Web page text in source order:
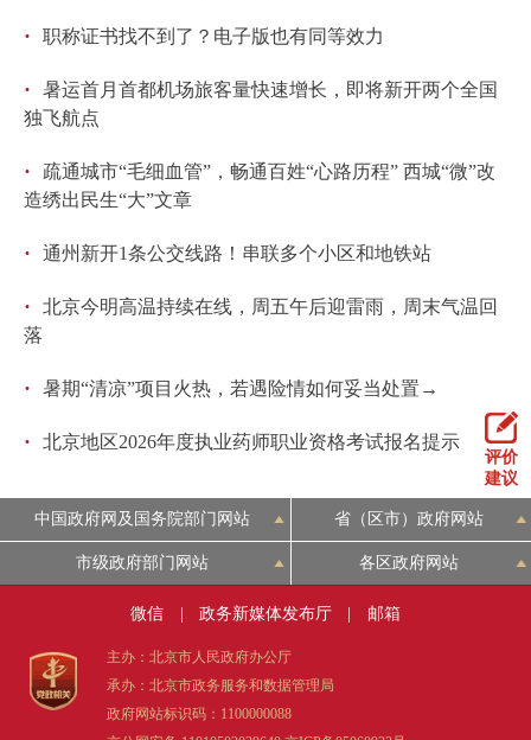
ESPAÑOL العربية PORTUGUÊS
· 职称证书找不到了？电子版也有同等效力
·
暑运首月首都机场旅客量快速增长，即将新开两个全国
独飞航点
·
疏通城市“毛细血管”，畅通百姓“心路历程” 西城“微”改
造绣出民生“大”文章
· 通州新开1条公交线路！串联多个小区和地铁站
·
北京今明高温持续在线，周五午后迎雷雨，周末气温回
落
· 暑期“清凉”项目火热，若遇险情如何妥当处置→
· 北京地区2026年度执业药师职业资格考试报名提示
评价
建议
中国政府网及国务院部门网站 省（区市）政府网站
市级政府部门网站 各区政府网站
微信 政务新媒体发布厅 邮箱
主办：北京市人民政府办公厅
承办：北京市政务服务和数据管理局
政府网站标识码：1100000088